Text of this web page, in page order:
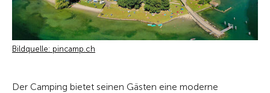
Bildquelle: pincamp.ch
Der Camping bietet seinen Gästen eine moderne